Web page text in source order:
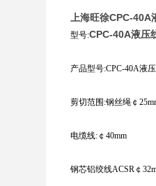
上海旺徐CPC-40A
型号:CPC-40A液压
产品型号:CPC-40A液
剪切范围:钢丝绳￠
电缆线:￠40mm
钢芯铝绞线ACSR￠